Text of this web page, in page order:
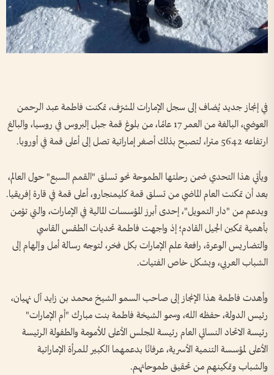
في إنجاز جديد يُضاف إلى سجل الإمارات المشرّف، تمكنت فاطمة عبد الرحمن
العوضي، البالغة من العمر 17 عامًا، من بلوغ قمة جبل إلبروس في روسيا، والبالغ
ارتفاعه 5642 مترا، لتصبح بذلك أصغر إماراتية تصل إلى أعلى قمة في أوروبا.
ويأتي هذا التحدي ضمن رحلتها الطموحة نحو تسلق "القمم السبع" حول العالم،
بعد أن تمكنت العام الماضي من تسلق قمة كليمنجارو، أعلى قمة في قارة إفريقيا.
وبدعم من "دار التمويل"، إحدى أبرز المؤسسات المالية في الإمارات، والتي تؤمن
بأهمية تمكين الجيل القادم؛ إذ واجهت فاطمة تحديات الطقس القاسي
والتضاريس الوعرة، رافعة علم الإمارات بكل فخر، لتوجه رسالة أمل وإلهام إلى
الشباب العربي، وبشكل خاص الفتيات.
وأهدت فاطمة هذا الإنجاز إلى صاحب السمو الشيخ محمد بن زايد آل نهيان،
رئيس الدولة، حفظه الله، وسمو الشيخة فاطمة بنت مبارك "أم الإمارات"
رئيسة الاتحاد النسائي العام رئيسة المجلس الأعلى للأمومة والطفولة الرئيسة
الأعلى لمؤسسة التنمية الأسرية، عرفانًا بدعمهما الكبير للمرأة الإماراتية
والشباب وتمكينهم من تحقيق طموحاتهم.